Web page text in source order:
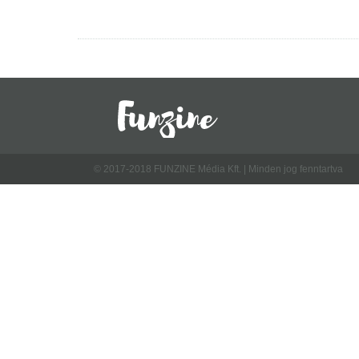
© 2017-2018 FUNZINE Média Kft. | Minden jog fenntartva